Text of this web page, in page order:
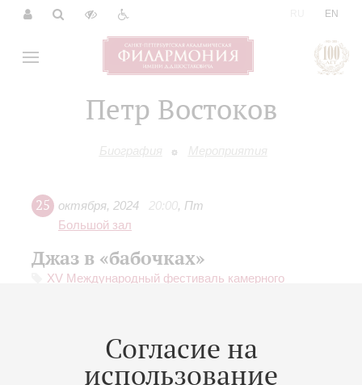
EN
Петр Востоков
Биография Мероприятия
Согласие на
использование
25 октября, 2024 20:00, Пт
Большой зал
Джаз в «бабочках»
XV Международный фестиваль камерного
Петр Востоков - руководитель, труба
Джазовые пьесы и обработки популярных песен